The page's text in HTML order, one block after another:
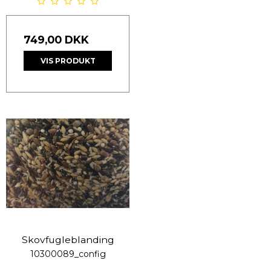
749,00 DKK
VIS PRODUKT
Skovfugleblanding
10300089_config